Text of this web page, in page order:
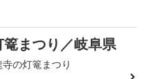
まつり／岐阜県
の灯篭まつり